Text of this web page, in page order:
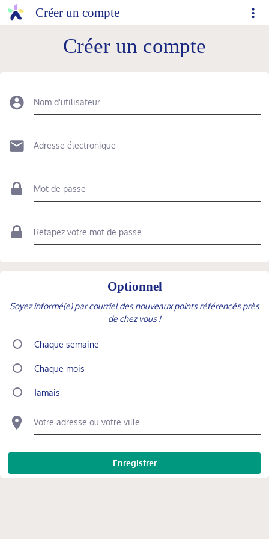
Créer un compte
Créer un compte
Nom d'utilisateur
Adresse électronique
Mot de passe
Retapez votre mot de passe
Optionnel
Soyez informé(e) par courriel des nouveaux points référencés près
de chez vous !
Chaque semaine
Chaque mois
Jamais
Votre adresse ou votre ville